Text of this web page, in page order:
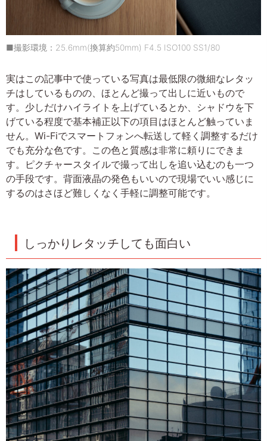
■撮影環境：25.6mm(換算約50mm) F4.5 ISO100 SS1/80
実はこの記事中で使っている写真は最低限の微細なレタッ
チはしているものの、ほとんど撮って出しに近いもので
す。少しだけハイライトを上げているとか、シャドウを下
げている程度で基本補正以下の項目はほとんど触っていま
せん。Wi-Fiでスマートフォンへ転送して軽く調整するだけ
でも充分な色です。この色と質感は非常に頼りにできま
す。ピクチャースタイルで撮って出しを追い込むのも一つ
の手段です。背面液晶の発色もいいので現場でいい感じに
するのはさほど難しくなく手軽に調整可能です。
しっかりレタッチしても面白い